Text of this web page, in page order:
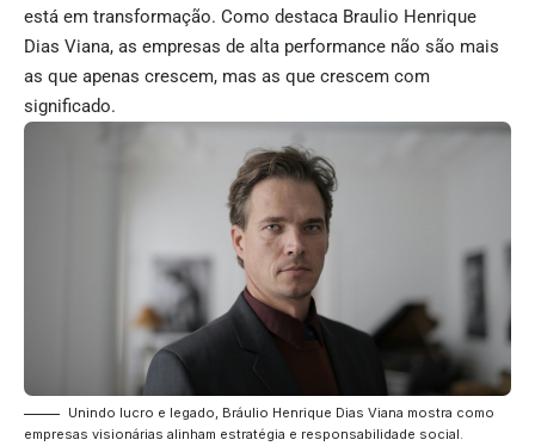
está em transformação. Como destaca Braulio Henrique
Dias Viana, as empresas de alta performance não são mais
as que apenas crescem, mas as que crescem com
significado.
Unindo lucro e legado, Bráulio Henrique Dias Viana mostra como
empresas visionárias alinham estratégia e responsabilidade social.